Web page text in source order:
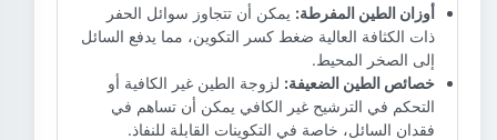
أوزان الطين المفرطة: يمكن أن تتجاوز سوائل الحفر
ذات الكثافة العالية ضغط كسر التكوين، مما يدفع السائل
إلى الصخر المحيط.
خصائص الطين الضعيفة: لزوجة الطين غير الكافية أو
التحكم في الترشيح غير الكافي يمكن أن تساهم في
فقدان السائل، خاصة في التكوينات القابلة للنفاذ.